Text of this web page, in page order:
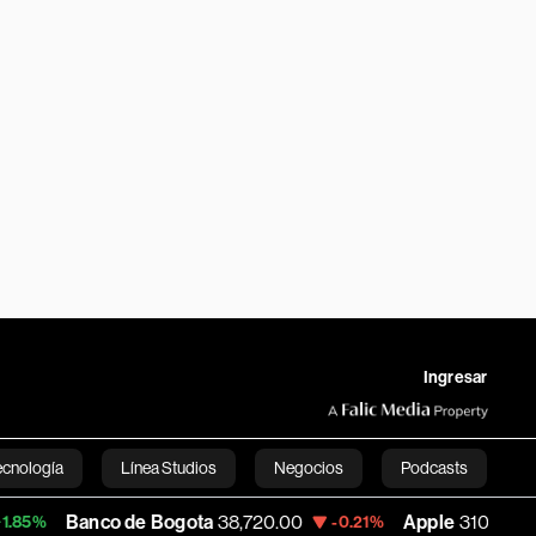
Ingresar
Línea Studios Negocios Podcasts
English
de Bogota 38,720.00 -0.21% Apple 310.94 +0.55%